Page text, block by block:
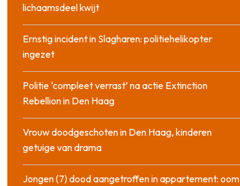
lichaamsdeel kwijt
Ernstig incident in Slagharen: politiehelikopter
ingezet
Politie ‘compleet verrast’ na actie Extinction
Rebellion in Den Haag
Vrouw doodgeschoten in Den Haag, kinderen
getuige van drama
Jongen (7) dood aangetroffen in appartement: oom